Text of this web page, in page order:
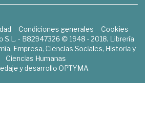
Condiciones generales
Cookies
S.L. - B82947326 © 1948 - 2018. Librería
Empresa, Ciencias Sociales, Historia y
Ciencias Humanas
y desarrollo OPTYMA